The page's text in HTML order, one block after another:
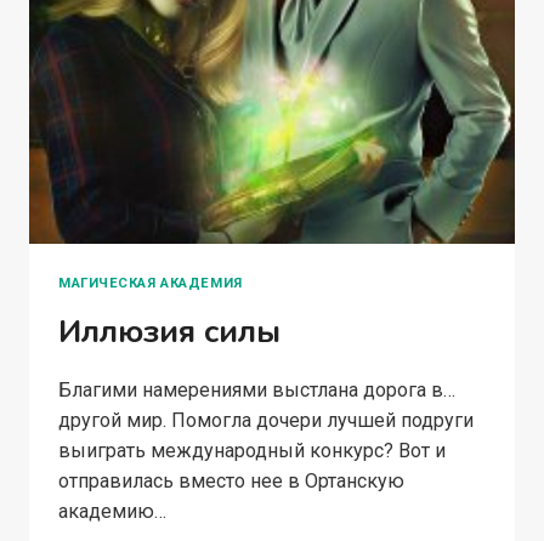
МАГИЧЕСКАЯ АКАДЕМИЯ
Иллюзия силы
Благими намерениями выстлана дорога в…
другой мир. Помогла дочери лучшей подруги
выиграть международный конкурс? Вот и
отправилась вместо нее в Ортанскую
академию…